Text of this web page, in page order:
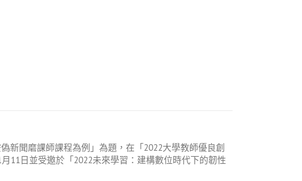
新聞磨課師課程為例」為題，在「2022大學教師優良創
11日並受邀於「2022未來學習：建構數位時代下的韌性